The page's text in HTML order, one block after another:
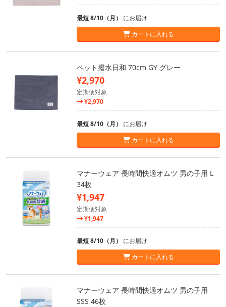
最短 8/10（月） にお届け
カートに入れる
ペット撥水日和 70cm GY グレー
¥2,970
定期便対象
¥2,970
最短 8/10（月） にお届け
カートに入れる
マナーウェア 長時間快適オムツ 男の子用 L
34枚
¥1,947
定期便対象
¥1,947
最短 8/10（月） にお届け
カートに入れる
マナーウェア 長時間快適オムツ 男の子用
SSS 46枚